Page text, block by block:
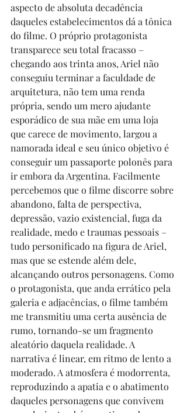
aspecto de absoluta decadência
daqueles estabelecimentos dá a tônica
do filme. O próprio protagonista
transparece seu total fracasso –
chegando aos trinta anos, Ariel não
conseguiu terminar a faculdade de
arquitetura, não tem uma renda
própria, sendo um mero ajudante
esporádico de sua mãe em uma loja
que carece de movimento, largou a
namorada ideal e seu único objetivo é
conseguir um passaporte polonês para
ir embora da Argentina. Facilmente
percebemos que o filme discorre sobre
abandono, falta de perspectiva,
depressão, vazio existencial, fuga da
realidade, medo e traumas pessoais –
tudo personificado na figura de Ariel,
mas que se estende além dele,
alcançando outros personagens. Como
o protagonista, que anda errático pela
galeria e adjacências, o filme também
me transmitiu uma certa ausência de
rumo, tornando-se um fragmento
aleatório daquela realidade. A
narrativa é linear, em ritmo de lento a
moderado. A atmosfera é modorrenta,
reproduzindo a apatia e o abatimento
daqueles personagens que convivem